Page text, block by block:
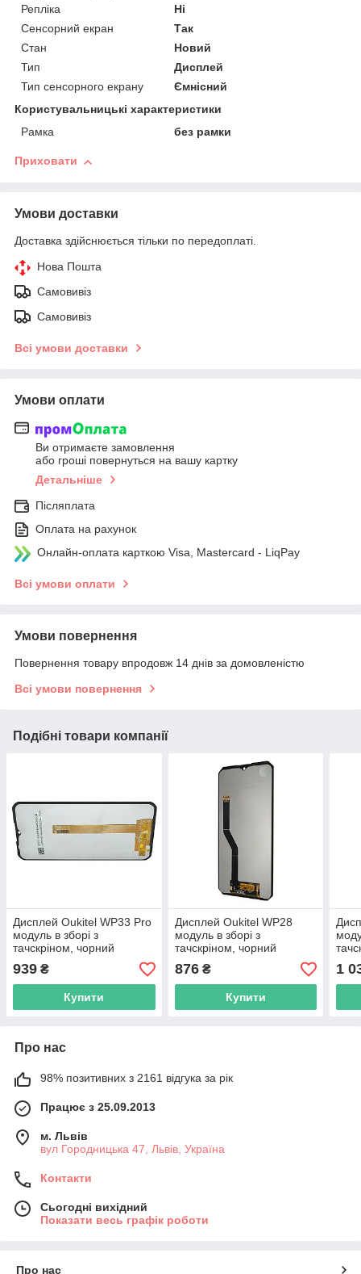
Репліка
Ні
Сенсорний екран
Так
Стан
Новий
Тип
Дисплей
Тип сенсорного екрану
Ємнісний
Користувальницькі характеристики
Рамка
без рамки
Приховати
Умови доставки
Доставка здійснюється тільки по передоплаті.
Нова Пошта
Самовивіз
Самовивіз
Всі умови доставки
Умови оплати
Ви отримаєте замовлення
або гроші повернуться на вашу картку
Детальніше
Післяплата
Оплата на рахунок
Онлайн-оплата карткою Visa, Mastercard - LiqPay
Всі умови оплати
Умови повернення
Повернення товару впродовж 14 днів за домовленістю
Всі умови повернення
Подібні товари компанії
Дисплей Oukitel WP33 Pro
модуль в зборі з
тачскріном, чорний
939 ₴
Купити
Дисплей Oukitel WP28
модуль в зборі з
тачскріном, чорний
876₴
Купити
1
Про нас
98% позитивних з 2161 відгука за рік
Працює з 25.09.2013
м. Львів
вул Городницька 47, Львів, Україна
Контакти
Сьогодні вихідний
Показати весь графік роботи
Про нас